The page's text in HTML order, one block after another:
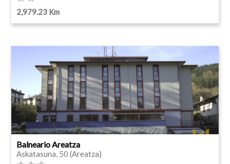
2,979.23 Km
Balneario Areatza
Askatasuna, 50 (Areatza)